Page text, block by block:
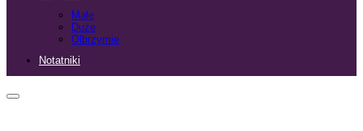
Małe
Duże
Olbrzymie
Notatniki